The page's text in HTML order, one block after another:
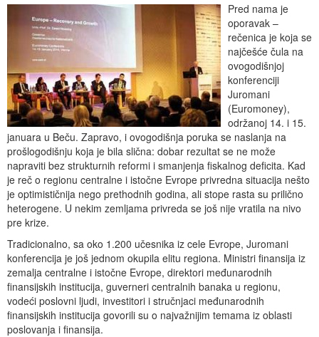
Pred nama je
oporavak –
rečenica je koja se
najčešće čula na
ovogodišnjoj
konferenciji
Juromani
(Euromoney),
održanoj 14. i 15.
januara u Beču. Zapravo, i ovogodišnja poruka se naslanja na
prošlogodišnju koja je bila slična: dobar rezultat se ne može
napraviti bez strukturnih reformi i smanjenja fiskalnog deficita. Kad
je reč o regionu centralne i istočne Evrope privredna situacija nešto
je optimističnija nego prethodnih godina, ali stope rasta su prilično
heterogene. U nekim zemljama privreda se još nije vratila na nivo
pre krize.
Tradicionalno, sa oko 1.200 učesnika iz cele Evrope, Juromani
konferencija je još jednom okupila elitu regiona. Ministri finansija iz
zemalja centralne i istočne Evrope, direktori međunarodnih
finansijskih institucija, guverneri centralnih banaka u regionu,
vodeći poslovni ljudi, investitori i stručnjaci međunarodnih
finansijskih institucija govorili su o najvažnijim temama iz oblasti
poslovanja i finansija.